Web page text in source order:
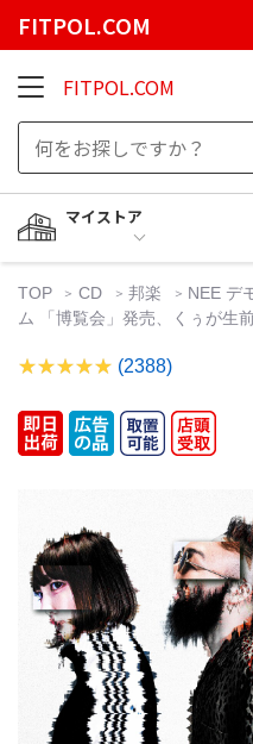
FITPOL.COM
FITPOL.COM
マイストア
TOP CD 邦楽
NEE デ
ム 「博覧会」発売、くぅが生
(2388)